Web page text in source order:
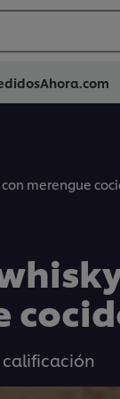
merengue
calificación